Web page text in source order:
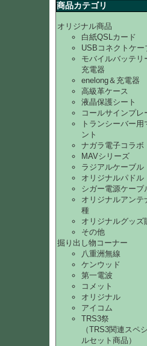
商品カテゴリ
オリジナル商品
白紙QSLカード
USBコネクトケー
モバイルバッテリ
充電器
enelong＆充電器
高級革ケース
液晶保護シート
コールサインプレ
トランシーバー用
ント
ナガラ電子コラボ
MAVシリーズ
ラジアルケーブル
オリジナルパドル
シガー電源ケーブ
オリジナルアンテ
種
オリジナルグッズ
その他
掘り出し物コーナー
八重洲無線
ケンウッド
第一電波
コメット
オリジナル
アイコム
TRS3祭
（TRS3関連スペ
ルセット商品）